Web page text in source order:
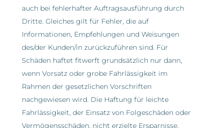
auch bei fehlerhafter Auftragsausführung durch
Dritte. Gleiches gilt für Fehler, die auf
Informationen, Empfehlungen und Weisungen
des/der Kunden/in zurückzuführen sind. Für
Schäden haftet fitwerft grundsätzlich nur dann,
wenn Vorsatz oder grobe Fahrlässigkeit im
Rahmen der gesetzlichen Vorschriften
nachgewiesen wird. Die Haftung für leichte
Fahrlässigkeit, der Einsatz von Folgeschäden oder
Vermögensschäden, nicht erzielte Ersparnisse,